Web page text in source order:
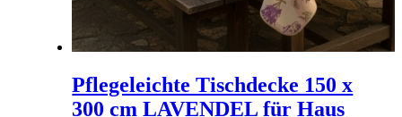
Pflegeleichte Tischdecke 150 x
300 cm LAVENDEL für Haus